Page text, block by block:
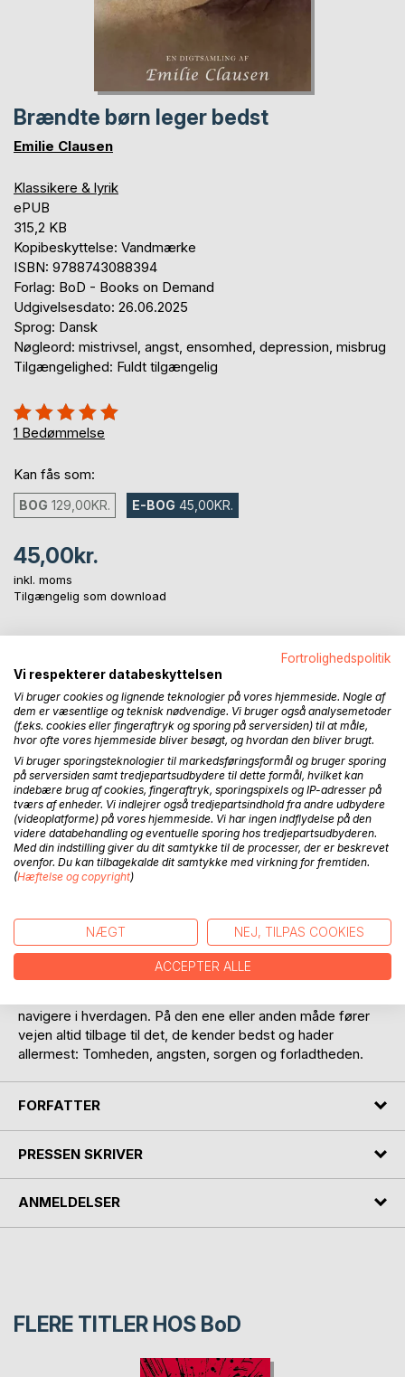
Brændte børn leger bedst
Emilie Clausen
Klassikere & lyrik
ePUB
315,2 KB
Kopibeskyttelse: Vandmærke
ISBN: 9788743088394
Forlag: BoD - Books on Demand
Udgivelsesdato: 26.06.2025
Sprog: Dansk
Nøgleord: mistrivsel, angst, ensomhed, depression, misbrug
Tilgængelighed: Fuldt tilgængelig
Anmeldelse::
100%
1 Bedømmelse
Kan fås som:
BOG 129,00KR. E-BOG 45,00KR.
45,00kr.
inkl. moms
Tilgængelig som download
Føj til ønskeliste
Anmeld titel
BESKRIVELSE
"Brændte børn leger bedst" er en digtsamling, der skildrer
mennesker, som er vokset op i hjem med vold, overgreb,
fravær eller tavshed. I et desperat forsøg på at finde den
essentielle forbindelse til andre mennesker bevæger de sig
navigere i hverdagen. På den ene eller anden måde fører
vejen altid tilbage til det, de kender bedst og hader
allermest: Tomheden, angsten, sorgen og forladtheden.
FORFATTER
PRESSEN SKRIVER
ANMELDELSER
FLERE TITLER HOS BoD
Fortrolighedspolitik
Vi respekterer databeskyttelsen
Vi bruger cookies og lignende teknologier på vores hjemmeside. Nogle af
dem er væsentlige og teknisk nødvendige. Vi bruger også analysemetoder
(f.eks. cookies eller fingeraftryk og sporing på serversiden) til at måle,
hvor ofte vores hjemmeside bliver besøgt, og hvordan den bliver brugt.
Vi bruger sporingsteknologier til markedsføringsformål og bruger sporing
på serversiden samt tredjepartsudbydere til dette formål, hvilket kan
indebære brug af cookies, fingeraftryk, sporingspixels og IP-adresser på
tværs af enheder. Vi indlejrer også tredjepartsindhold fra andre udbydere
(videoplatforme) på vores hjemmeside. Vi har ingen indflydelse på den
videre databehandling og eventuelle sporing hos tredjepartsudbyderen.
Med din indstilling giver du dit samtykke til de processer, der er beskrevet
ovenfor. Du kan tilbagekalde dit samtykke med virkning for fremtiden.
(Hæftelse og copyright)
NÆGT NEJ, TILPAS COOKIES
ACCEPTER ALLE